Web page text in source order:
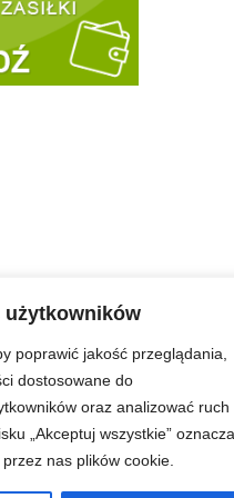
użytkowników
poprawić jakość przeglądania,
dostosowane do
oraz analizować ruch
„Akceptuj wszystkie” oznacza
nas plików cookie.
Miasta Puławy
autorskie Redakcja serwisu